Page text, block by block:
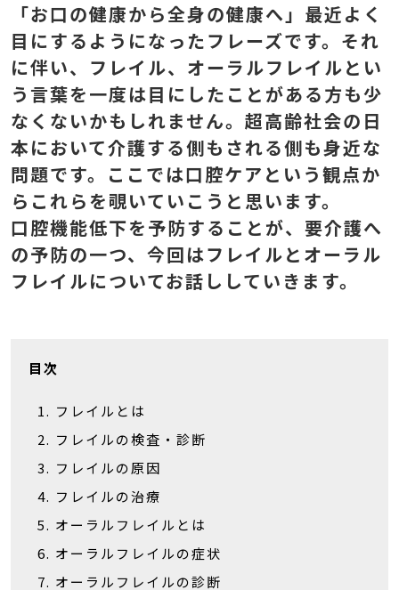
「お口の健康から全身の健康へ」最近よく
目にするようになったフレーズです。それ
に伴い、フレイル、オーラルフレイルとい
う言葉を一度は目にしたことがある方も少
なくないかもしれません。超高齢社会の日
本において介護する側もされる側も身近な
問題です。ここでは口腔ケアという観点か
らこれらを覗いていこうと思います。
口腔機能低下を予防することが、要介護へ
の予防の一つ、今回はフレイルとオーラル
フレイルについてお話ししていきます。
目次
フレイルとは
フレイルの検査・診断
フレイルの原因
フレイルの治療
オーラルフレイルとは
オーラルフレイルの症状
オーラルフレイルの診断